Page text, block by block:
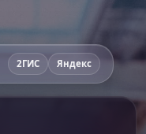
2ГИС Яндекс